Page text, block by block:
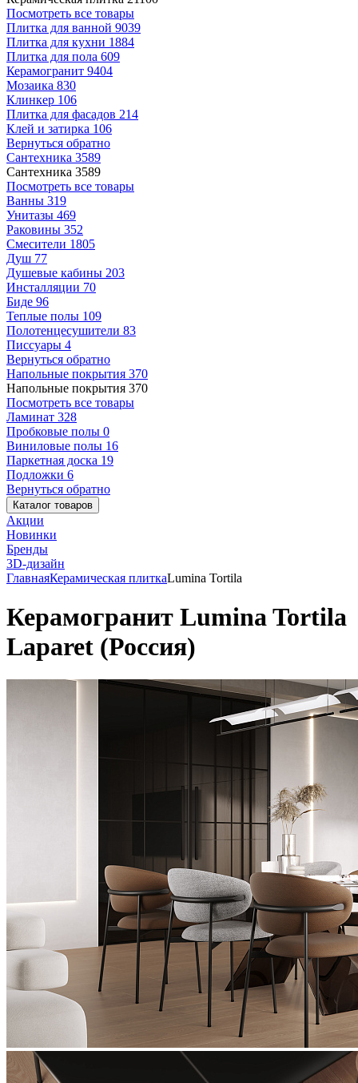
Посмотреть все товары
Плитка для ванной 9039
Плитка для кухни 1884
Плитка для пола 609
Керамогранит 9404
Мозаика 830
Клинкер 106
Плитка для фасадов 214
Клей и затирка 106
Вернуться обратно
Сантехника 3589
Сантехника 3589
Посмотреть все товары
Ванны 319
Унитазы 469
Раковины 352
Смесители 1805
Душ 77
Душевые кабины 203
Инсталляции 70
Биде 96
Теплые полы 109
Полотенцесушители 83
Писсуары 4
Вернуться обратно
Напольные покрытия 370
Напольные покрытия 370
Посмотреть все товары
Ламинат 328
Пробковые полы 0
Виниловые полы 16
Паркетная доска 19
Подложки 6
Вернуться обратно
Каталог товаров
Акции
Новинки
Бренды
3D-дизайн
ГлавнаяКерамическая плиткаLumina Tortila
Керамогранит Lumina Tortila
Laparet (Россия)